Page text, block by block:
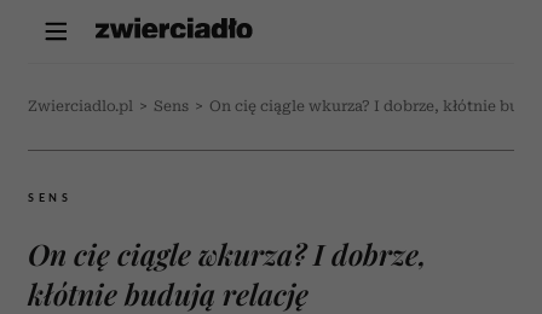
Zwierciadlo.pl > Sens > On cię ciągle wkurza? I dobrze, kłótnie
SENS
On cię ciągle wkurza? I dobrze,
kłótnie budują relację